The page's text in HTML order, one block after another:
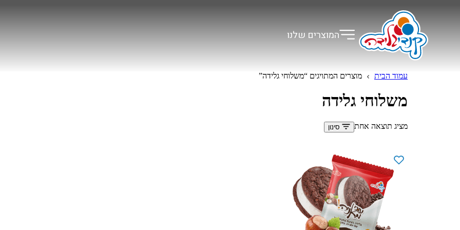
המוצרים שלנו
עמוד הבית מוצרים המתויגים “משלוחי גלידה”
משלוחי גלידה
סינון מציג תוצאה אחת